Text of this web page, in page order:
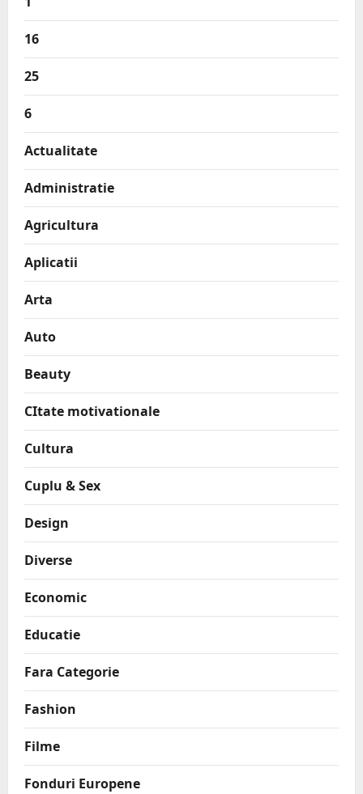
16
25
6
Actualitate
Administratie
Agricultura
Aplicatii
Arta
Auto
Beauty
CItate motivationale
Cultura
Cuplu & Sex
Design
Diverse
Economic
Educatie
Fara Categorie
Fashion
Filme
Fonduri Europene